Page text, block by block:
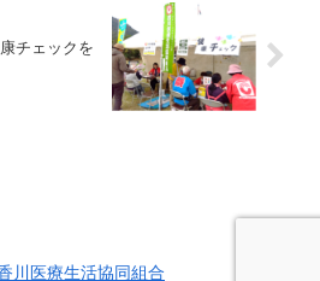
チェックを
川医療生活協同組合